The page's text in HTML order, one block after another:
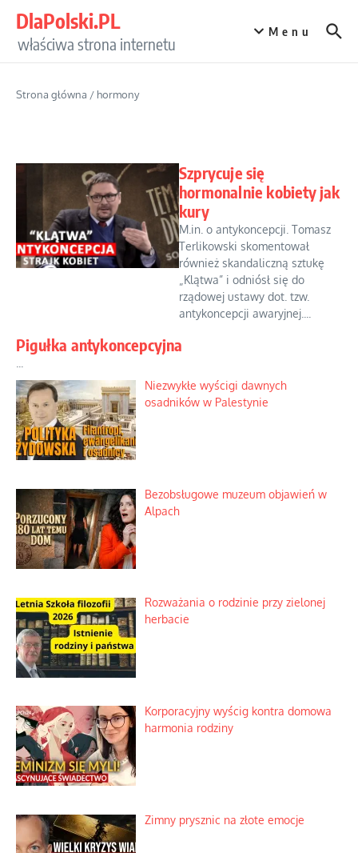
DlaPolski.PL
właściwa strona internetu
Menu
Strona główna / hormony
Szprycuje się
hormonalnie kobiety jak
kury
M.in. o antykoncepcji. Tomasz
Terlikowski skomentował
również skandaliczną sztukę
„Klątwa” i odniósł się do
rządowej ustawy dot. tzw.
antykoncepcji awaryjnej....
Pigułka antykoncepcyjna
Niezwykłe wyścigi dawnych
osadników w Palestynie
Bezobsługowe muzeum objawień w
Alpach
Rozważania o rodzinie przy zielonej
herbacie
Korporacyjny wyścig kontra domowa
harmonia rodziny
Zimny prysznic na złote emocje